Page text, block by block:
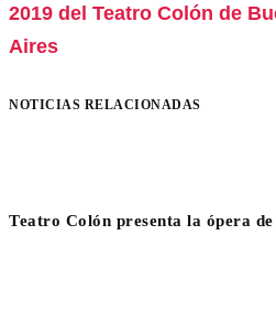
2019 del Teatro Colón de
Aires
NOTICIAS RELACIONADAS
Teatro Colón presenta la ópera